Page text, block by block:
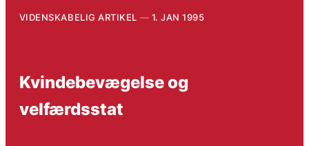
VIDENSKABELIG ARTIKEL 1. JAN 1995
Kvindebevægelse og
velfærdsstat